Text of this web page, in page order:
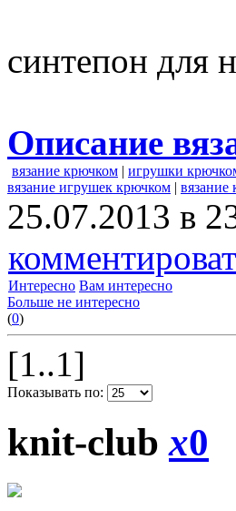
синтепон для
Описание
вязание крючком | игрушки
вязание игрушек крючком |
25.07.2013 в
Интересно Вам интересно
Больше не интересно
(0)
[1..1]
Показывать по:
knit-clubx0